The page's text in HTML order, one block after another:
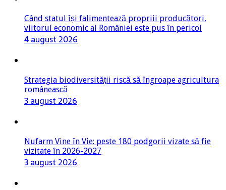
Când statul își falimentează propriii producători,
viitorul economic al României este pus în pericol
4 august 2026
Strategia biodiversității riscă să îngroape agricultura
românească
3 august 2026
Nufarm Vine în Vie: peste 180 podgorii vizate să fie
vizitate în 2026-2027
3 august 2026